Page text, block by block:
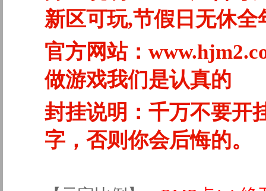
新区可玩,节假日无休全
官方网站：
做游戏我们是认真的
封挂说明：千万不要开
字，否则你会后悔的。